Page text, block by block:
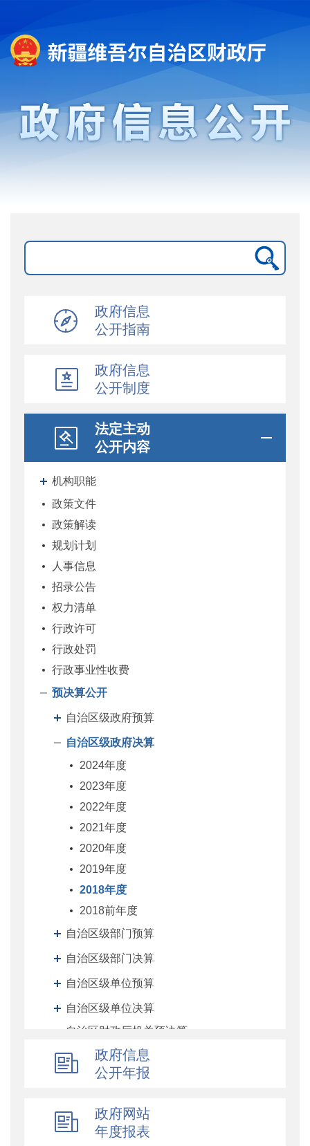
政府信息
公开指南
政府信息
公开制度
法定主动
公开内容
机构职能
政策文件
政策解读
规划计划
人事信息
招录公告
权力清单
行政许可
行政处罚
行政事业性收费
预决算公开
自治区级政府预算
自治区级政府决算
2024年度
2023年度
2022年度
2021年度
2020年度
2019年度
2018年度
2018前年度
自治区级部门预算
自治区级部门决算
自治区级单位预算
自治区级单位决算
自治区财政厅机关预决算
地州预决算
提案议案
政府信息
公开年报
政府网站
年度报表